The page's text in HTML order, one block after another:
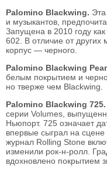
Palomino Blackwing.
и музыкантов,
Запущена в 2010 году
602. В отличие от других
корпус — черного.
Palomino Blackwing
белым покрытием и
но тверже чем Blackwing.
Palomino Blackwing 725.
серии Volumes,
Ньюпорт. 725 означает
впервые сыграл на сцене
журнал Rolling Stone
изменили рок-н-ролл.
вдохновлено покрытием